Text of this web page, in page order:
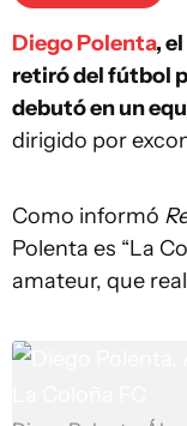
Diego Polenta,
retiró del fútbol
debutó en un
dirigido por
Como informó
Polenta es “La
amateur, que